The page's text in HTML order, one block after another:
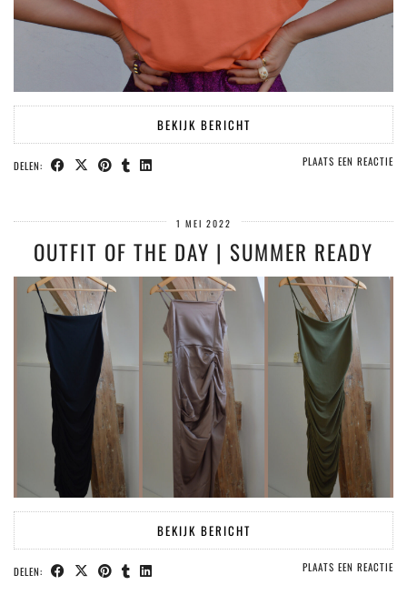
BEKIJK BERICHT
DELEN: PLAATS EEN REACTIE
1 MEI 2022
OUTFIT OF THE DAY | SUMMER READY
BEKIJK BERICHT
DELEN: PLAATS EEN REACTIE